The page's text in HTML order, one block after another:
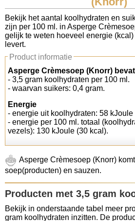
Koolhydraten tellen
Links
Bekijk het aantal koolhydraten en
zijn per 100 ml. in Asperge
gelijk te weten hoeveel energie
levert.
Product informatie
Asperge Crèmesoep (Knorr)
- 3,5 gram koolhydraten per 100 ml.
- waarvan suikers: 0,4 gram.
Energie
- energie uit koolhydraten: 58
- energie per 100 ml. totaal
vezels): 130 kJoule (30 kcal).
Asperge Crèmesoep (Knorr)
soep(producten) en sauzen.
Producten met 3,5 gram
Bekijk in onderstaande tabel meer
gram koolhydraten inzitten. De